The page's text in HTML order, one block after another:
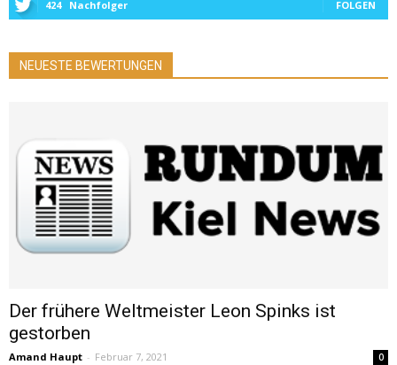
424 Nachfolger FOLGEN
NEUESTE BEWERTUNGEN
Der frühere Weltmeister Leon Spinks ist
gestorben
Amand Haupt - Februar 7, 2021 0